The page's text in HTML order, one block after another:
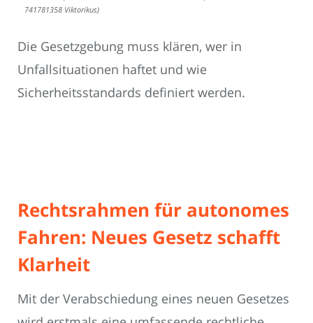
741781358 Viktorikus)
Die Gesetzgebung muss klären, wer in
Unfallsituationen haftet und wie
Sicherheitsstandards definiert werden.
Rechtsrahmen für autonomes
Fahren: Neues Gesetz schafft
Klarheit
Mit der Verabschiedung eines neuen Gesetzes